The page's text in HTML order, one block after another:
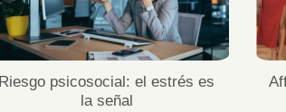
Riesgo psicosocial: el estrés es
la señal